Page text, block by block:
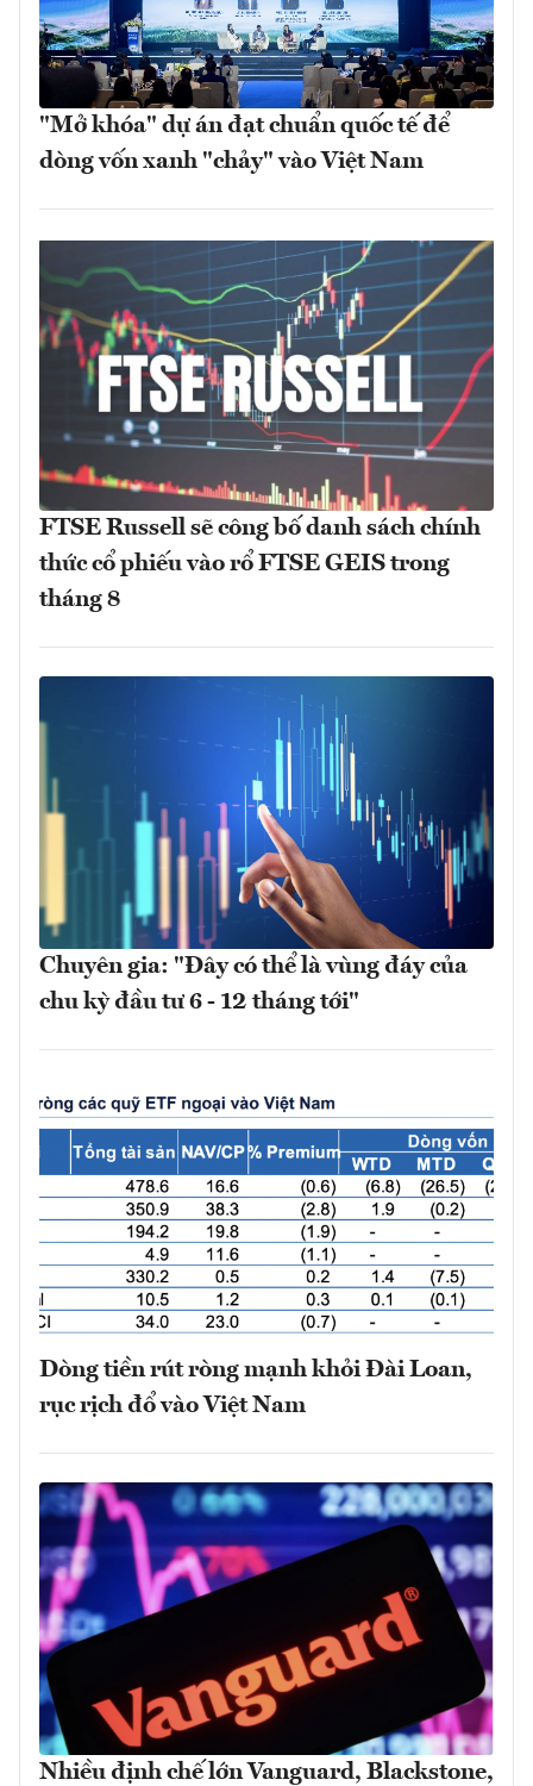
"Mở khóa" dự án đạt chuẩn quốc tế để
dòng vốn xanh "chảy" vào Việt Nam
FTSE Russell sẽ công bố danh sách chính
thức cổ phiếu vào rổ FTSE GEIS trong
tháng 8
Chuyên gia: "Đây có thể là vùng đáy của
chu kỳ đầu tư 6 - 12 tháng tới"
Dòng tiền rút ròng mạnh khỏi Đài Loan,
rục rịch đổ vào Việt Nam
Nhiều định chế lớn Vanguard, Blackstone,